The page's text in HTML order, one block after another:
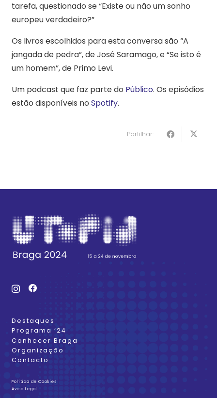
tarefa, questionado se “Existe ou não um sonho
europeu verdadeiro?”
Os livros escolhidos para esta conversa são “A
jangada de pedra”, de José Saramago, e “Se isto é
um homem”, de Primo Levi.
Um podcast que faz parte do Público. Os episódios
estão disponíveis no Spotify.
Partilhar:
Destaques
Programa ’24
Conhecer Braga
Organização
Contacto
Política de Cookies
Aviso Legal